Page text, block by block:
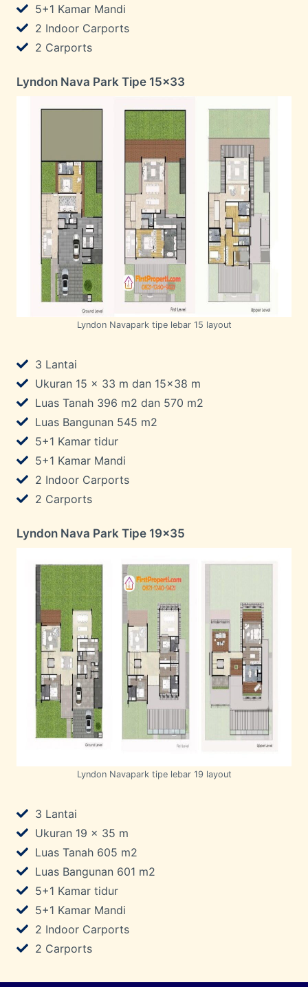
5+1 Kamar Mandi
2 Indoor Carports
2 Carports
Lyndon Nava Park Tipe 15×33
Lyndon Navapark tipe lebar 15 layout
3 Lantai
Ukuran 15 x 33 m dan 15×38 m
Luas Tanah 396 m2 dan 570 m2
Luas Bangunan 545 m2
5+1 Kamar tidur
5+1 Kamar Mandi
2 Indoor Carports
2 Carports
Lyndon Nava Park Tipe 19×35
Lyndon Navapark tipe lebar 19 layout
3 Lantai
Ukuran 19 x 35 m
Luas Tanah 605 m2
Luas Bangunan 601 m2
5+1 Kamar tidur
5+1 Kamar Mandi
2 Indoor Carports
2 Carports